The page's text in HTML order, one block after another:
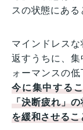
スの状態にある
マインドレス
返すうちに、
ォーマンスの
今に集中する
「決断疲れ」
を緩和させるこ